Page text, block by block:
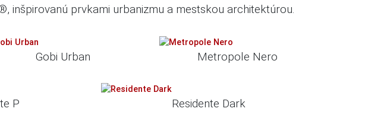
inšpirovanú prvkami urbanizmu a mestskou architektúrou.
Gobi Urban Metropole Nero
P Residente Dark